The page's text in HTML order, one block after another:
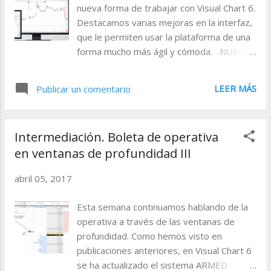
bolsa en todo momento.nueva forma de trabajar con Visual Chart 6.
Destacamos varias mejoras en la interfaz,
que le permiten usar la plataforma de una
forma mucho más ágil y cómoda. NUEVO
del entorno gráfico le permite trabajar con
Visual Chart de una forma más cómoda ya
puede cambiar el tipo de compresión y
representación gráfica, insertar
ocultar la boleta de operativa gráfica. Para
acceder a este nuevo menú, solamente
tiene que situar el puntero del ratón sobre
el borde superior de la ventana en la que
Publicar un comentario LEER MÁS
Intermediación. Boleta de operativa
en ventanas de profundidad III
abril 05, 2017
Esta semana continuamos hablando de la
operativa a través de las ventanas de
profundidad. Como hemos visto en
publicaciones anteriores, en Visual Chart 6
se ha actualizado el sistema ARMED